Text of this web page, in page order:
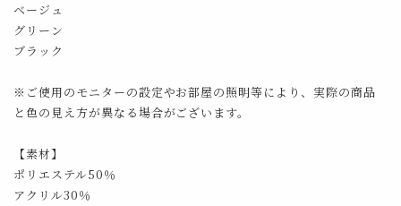
ベージュ
グリーン
ブラック
※ご使用のモニターの設定やお部屋の照明等により、実際の商品
と色の見え方が異なる場合がございます。
【素材】
ポリエステル50％
アクリル30％